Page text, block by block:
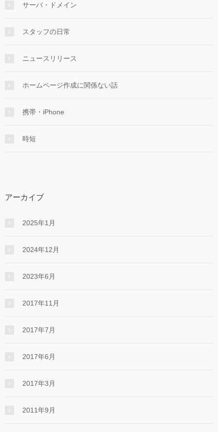
サーバ・ドメイン
スタッフの日常
ニュースリリース
ホームページ作成に関係ない話
携帯・iPhone
時短
アーカイブ
2025年1月
2024年12月
2023年6月
2017年11月
2017年7月
2017年6月
2017年3月
2011年9月